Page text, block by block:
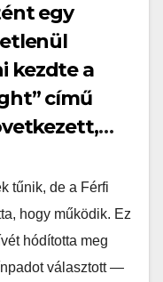
egy
kezdte a
című
egyszerű
a
tűnik, de a Férfi
hogy működik. Ez
hódította meg
választott —